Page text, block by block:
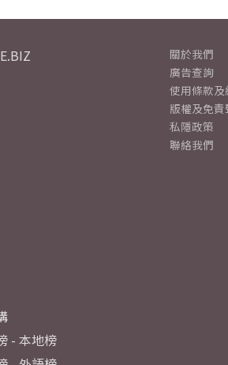
- 本地榜
關於我們
廣告查詢
使用條款及
版權及免責
私隱政策
聯絡我們